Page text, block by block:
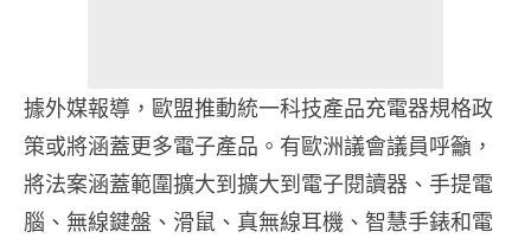
據外媒報導，歐盟推動統一科技產品充電器規格政
策或將涵蓋更多電子產品。有歐洲議會議員呼籲，
將法案涵蓋範圍擴大到擴大到電子閱讀器、手提電
腦、無線鍵盤、滑鼠、真無線耳機、智慧手錶和電